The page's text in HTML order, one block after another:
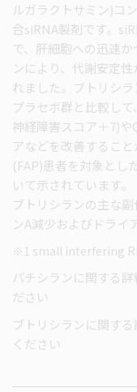
ルガラクトサミン)コ
合siRNA製剤です。
で、肝細胞への迅速
ンにより、代謝安定
れました。ブトリシラ
プラセボ群と比較し
神経障害スコア＋7)
アなどを改善するこ
(FAP)患者を対象と
いて示されています。
ブトリシランの主な
ンA減少およびドライ
※1 small interfering
パチシランに関する
ださい
ブトリシランに関す
ください